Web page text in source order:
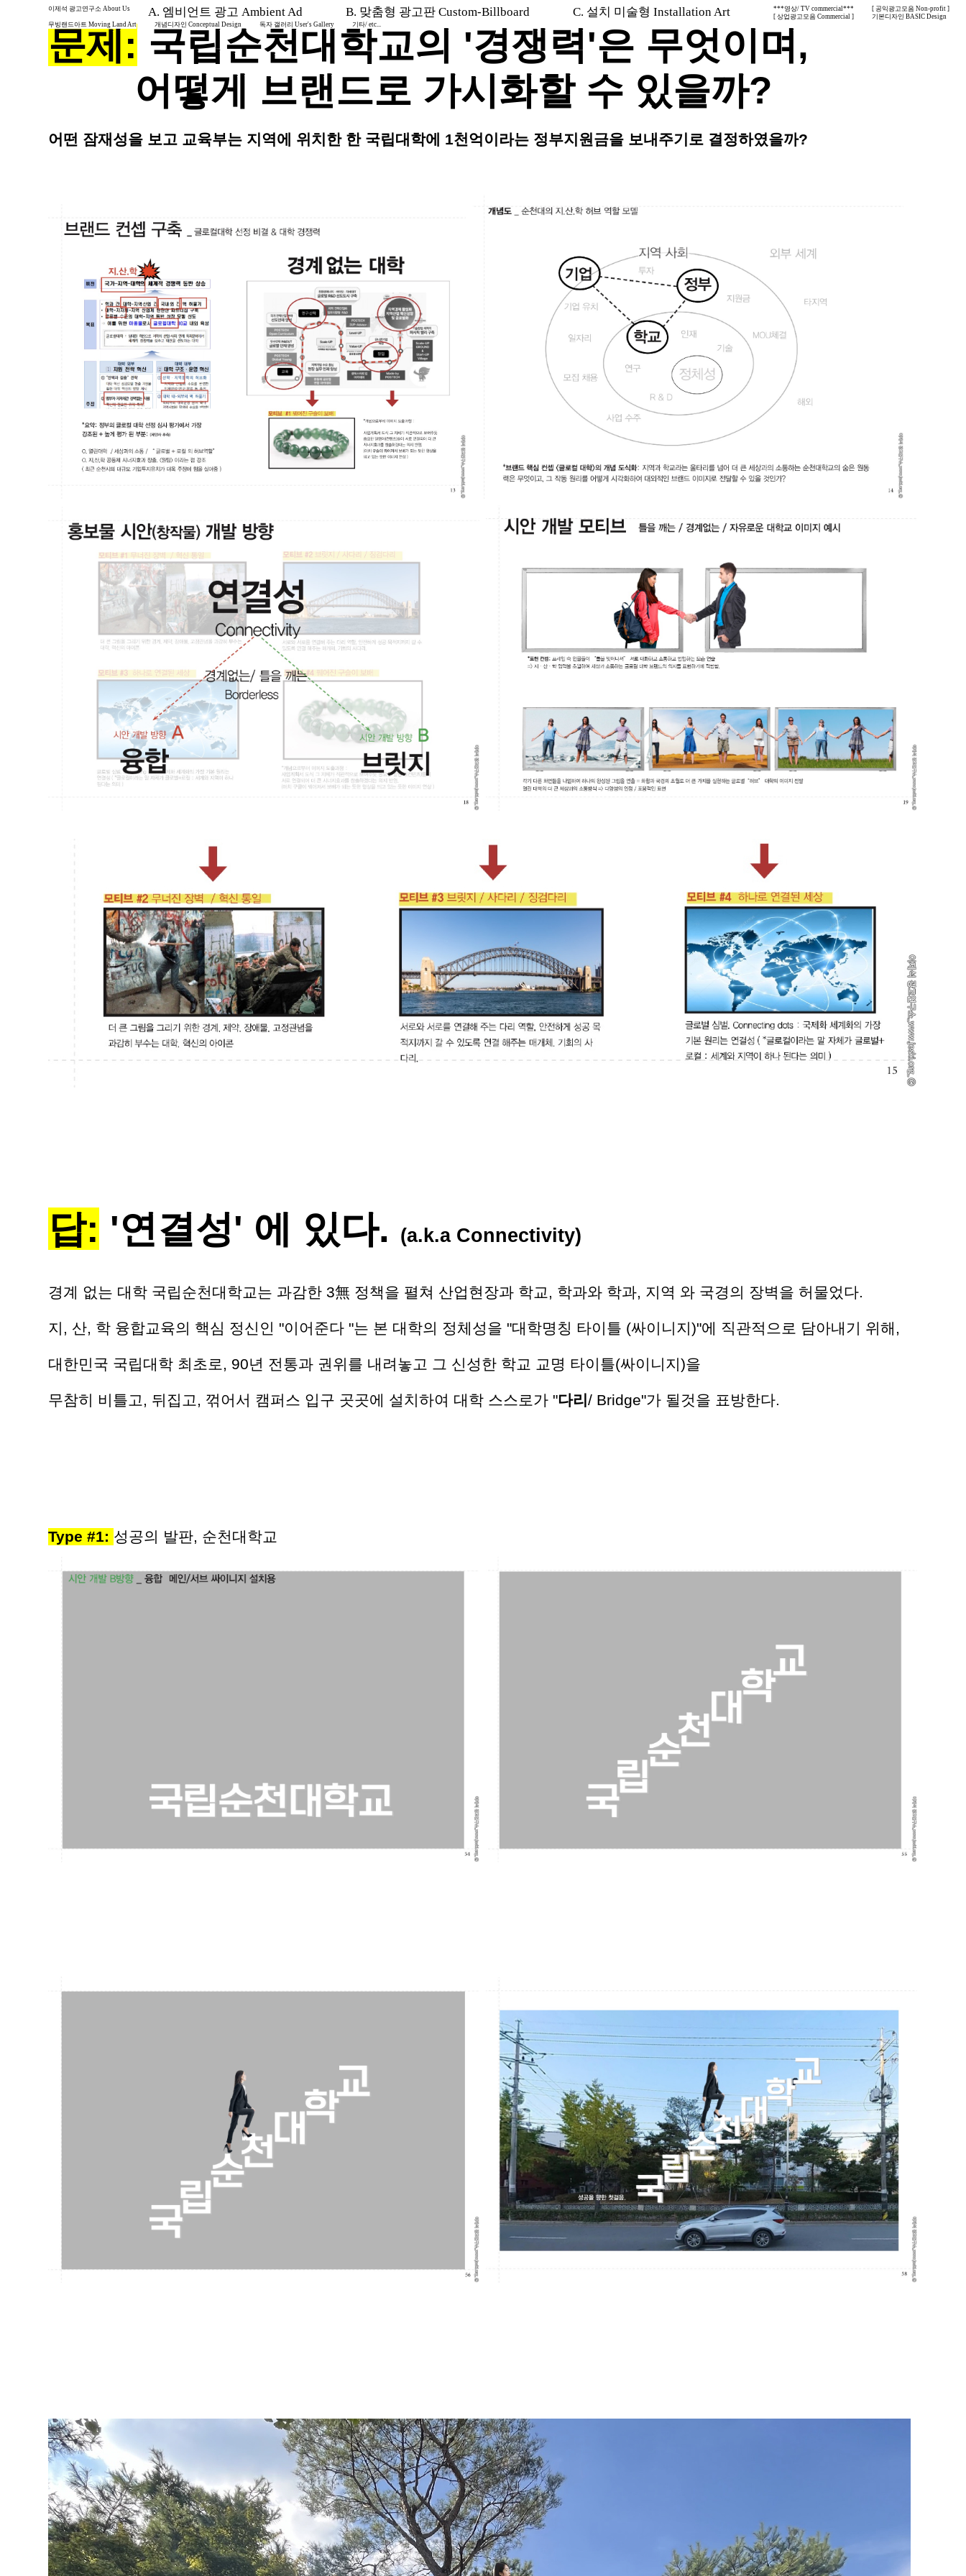
이제석 광고연구소 About Us A. 엠비언트 광고 Ambient Ad B. 맞춤형 광고판 Custom-Billboard C. 설치 미술형 Installation Art ***영상/ TV commercial***
[ 공익광고모음 Non-profit ]
[ 상업광고모음 Commercial ]
기본디자인 BASIC Design
무빙랜드아트 Moving Land Art
개념디자인 Conceptual Design 독자 갤러리 User's Gallery 기타/ etc...
문제: 국립순천대학교의 '경쟁력'은 무엇이며,
어떻게 브랜드로 가시화할 수 있을까?
어떤 잠재성을 보고 교육부는 지역에 위치한 한 국립대학에 1천억이라는 정부지원금을 보내주기로 결정하였을까?
답: '연결성' 에 있다. (a.k.a Connectivity)
경계 없는 대학 국립순천대학교는 과감한 3無 정책을 펼쳐 산업현장과 학교, 학과와 학과, 지역 와 국경의 장벽을 허물었다.
지, 산, 학 융합교육의 핵심 정신인 "이어준다 "는 본 대학의 정체성을 "대학명칭 타이틀 (싸이니지)"에 직관적으로 담아내기 위해,
대한민국 국립대학 최초로, 90년 전통과 권위를 내려놓고 그 신성한 학교 교명 타이틀(싸이니지)을
무참히 비틀고, 뒤집고, 꺾어서 캠퍼스 입구 곳곳에 설치하여 대학 스스로가 "다리 / Bridge"가 될것을 표방한다.
Type #1: 성공의 발판, 순천대학교